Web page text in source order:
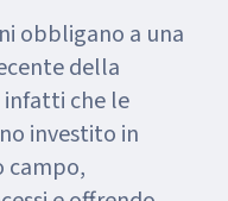
obbligano a una
della
che le
investito in
campo,